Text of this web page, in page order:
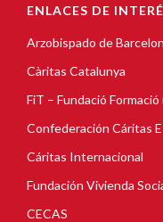
ENLACES DE
Arzobispado de
Càritas Catalunya
FiT – Fundació Formació
Confederación Cáritas
Cáritas Internacional
Fundación Vivienda
CECAS